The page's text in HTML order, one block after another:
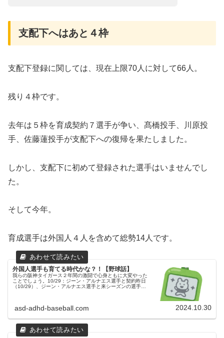
支配下へはあと４枠
支配下登録に関しては、現在上限70人に対して66人。
残り４枠です。
去年は５枠を育成契約７選手が争い、髙橋投手、川原投
手、佐藤蓮投手が支配下への復帰を果たしました。
しかし、支配下に初めて登録された選手はいませんでし
た。
そして今年。
育成選手は外国人４人を含めて総勢14人です。
外国人選手も育てる時代かな？！【野球話】
我らの阪神タイガース２年間の激闘で心身ともに大変やった
ことでしょう。10/29：ジーン・アルナエス選手と契約昨日
（10/29）、ジーン・アルナエス選手と来シーズンの選手契
asd-adhd-baseball.com 2024.10.30